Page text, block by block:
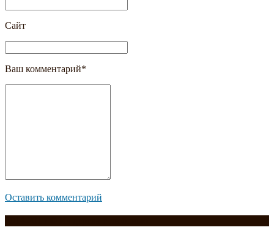
Сайт
Ваш комментарий*
Оставить комментарий